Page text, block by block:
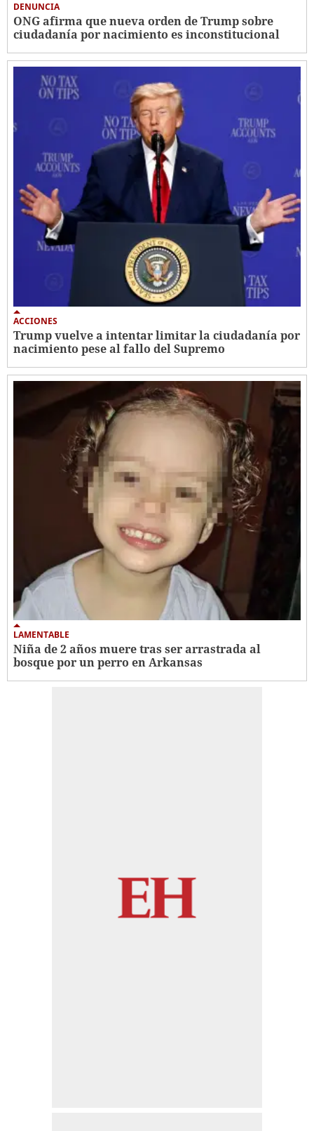
DENUNCIA
ONG afirma que nueva orden de Trump sobre
ciudadanía por nacimiento es inconstitucional
ACCIONES
Trump vuelve a intentar limitar la ciudadanía por
nacimiento pese al fallo del Supremo
LAMENTABLE
Niña de 2 años muere tras ser arrastrada al
bosque por un perro en Arkansas